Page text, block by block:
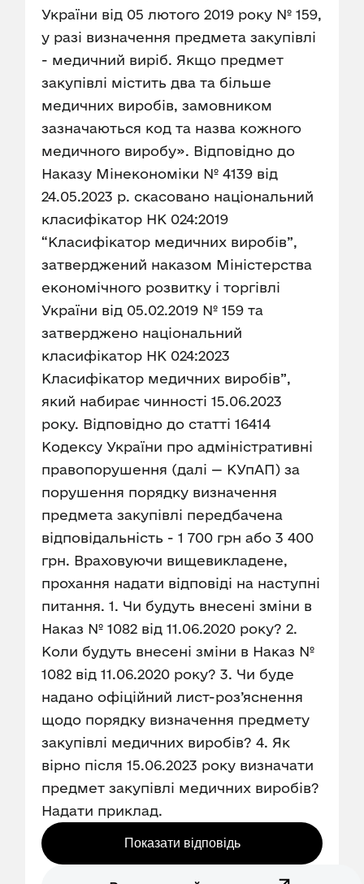
України від 05 лютого 2019 року № 159,
у разі визначення предмета закупівлі
- медичний виріб. Якщо предмет
закупівлі містить два та більше
медичних виробів, замовником
зазначаються код та назва кожного
медичного виробу». Відповідно до
Наказу Мінекономіки № 4139 від
24.05.2023 р. скасовано національний
класифікатор НК 024:2019
“Класифікатор медичних виробів”,
затверджений наказом Міністерства
економічного розвитку і торгівлі
України від 05.02.2019 № 159 та
затверджено національний
класифікатор НК 024:2023
Класифікатор медичних виробів”,
який набирає чинності 15.06.2023
року. Відповідно до статті 16414
Кодексу України про адміністративні
правопорушення (далі — КУпАП) за
порушення порядку визначення
предмета закупівлі передбачена
відповідальність - 1 700 грн або 3 400
грн. Враховуючи вищевикладене,
прохання надати відповіді на наступні
питання. 1. Чи будуть внесені зміни в
Наказ № 1082 від 11.06.2020 року? 2.
Коли будуть внесені зміни в Наказ №
1082 від 11.06.2020 року? 3. Чи буде
надано офіційний лист-роз’яснення
щодо порядку визначення предмету
закупівлі медичних виробів? 4. Як
вірно після 15.06.2023 року визначати
предмет закупівлі медичних виробів?
Надати приклад.
Показати відповідь